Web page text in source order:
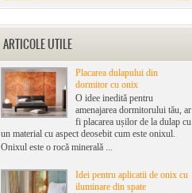
ARTICOLE UTILE
Placarea dulapului din
dormitor cu onix
O idee inedită pentru
amenajarea dormitorului tău, ar
fi placarea ușilor de la dulap cu
un material cu aspect deosebit cum este onixul.
Onixul este o rocă minerală ...
Idei pentru aplicatii de onix cu
iluminare din spate